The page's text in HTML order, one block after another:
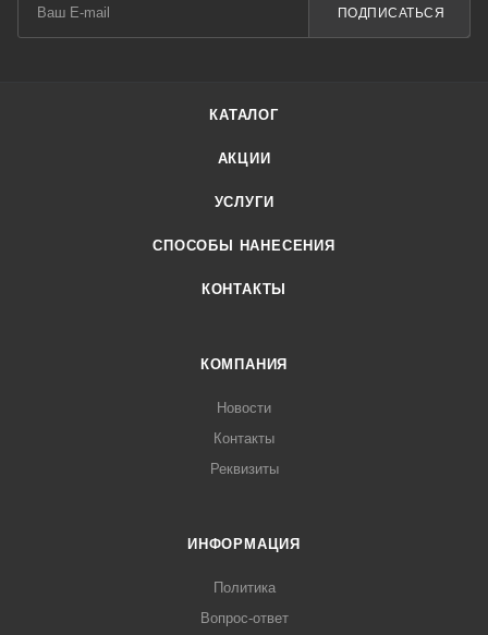
ПОДПИСАТЬСЯ
КАТАЛОГ
АКЦИИ
УСЛУГИ
СПОСОБЫ НАНЕСЕНИЯ
КОНТАКТЫ
КОМПАНИЯ
Новости
Контакты
Реквизиты
ИНФОРМАЦИЯ
Политика
Вопрос-ответ